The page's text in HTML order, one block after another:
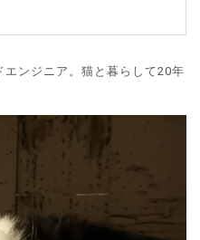
エンジニア。猫と暮らして20年